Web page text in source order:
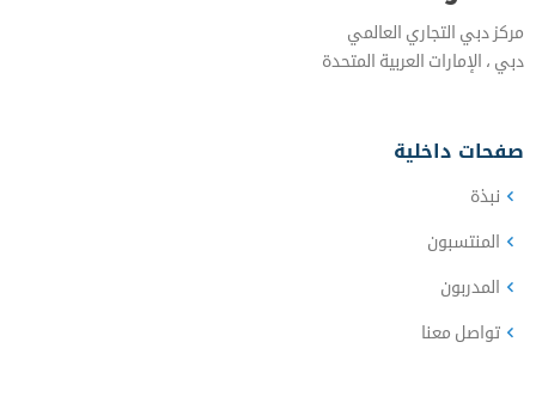
مركز دبي التجاري العالمي
دبي‎ ، الإمارات العربية المتحدة‎
صفحات داخلية
نبذة‎
المنتسبون
المدربون
تواصل معنا